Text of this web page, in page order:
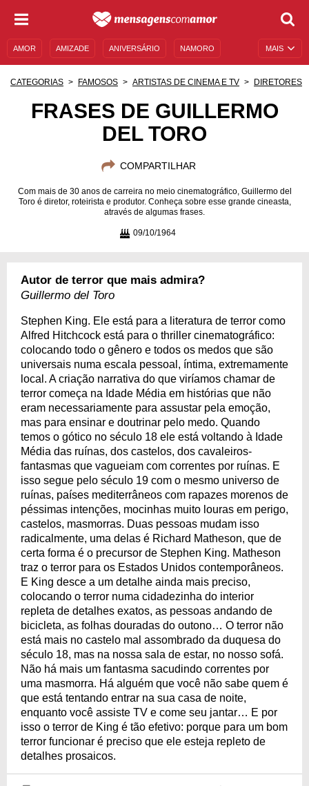
MAIS
AMOR AMIZADE ANIVERSÁRIO NAMORO
MENSAGENS DE ANIVERSÁRIO
CATEGORIAS FAMOSOS ARTISTAS DE CINEMA E TV DIRETORES
FRASES DE GUILLERMO
DEL TORO
COMPARTILHAR
Com mais de 30 anos de carreira no meio cinematográfico, Guillermo del
Toro é diretor, roteirista e produtor. Conheça sobre esse grande cineasta,
através de algumas frases.
09/10/1964
Autor de terror que mais admira?
Guillermo del Toro
Stephen King. Ele está para a literatura de terror como
Alfred Hitchcock está para o thriller cinematográfico:
colocando todo o gênero e todos os medos que são
universais numa escala pessoal, íntima, extremamente
local. A criação narrativa do que viríamos chamar de
terror começa na Idade Média em histórias que não
eram necessariamente para assustar pela emoção,
mas para ensinar e doutrinar pelo medo. Quando
temos o gótico no século 18 ele está voltando à Idade
Média das ruínas, dos castelos, dos cavaleiros-
fantasmas que vagueiam com correntes por ruínas. E
isso segue pelo século 19 com o mesmo universo de
ruínas, países mediterrâneos com rapazes morenos de
péssimas intenções, mocinhas muito louras em perigo,
castelos, masmorras. Duas pessoas mudam isso
radicalmente, uma delas é Richard Matheson, que de
certa forma é o precursor de Stephen King. Matheson
traz o terror para os Estados Unidos contemporâneos.
E King desce a um detalhe ainda mais preciso,
colocando o terror numa cidadezinha do interior
repleta de detalhes exatos, as pessoas andando de
bicicleta, as folhas douradas do outono… O terror não
está mais no castelo mal assombrado da duquesa do
século 18, mas na nossa sala de estar, no nosso sofá.
Não há mais um fantasma sacudindo correntes por
uma masmorra. Há alguém que você não sabe quem é
que está tentando entrar na sua casa de noite,
enquanto você assiste TV e come seu jantar… E por
isso o terror de King é tão efetivo: porque para um bom
terror funcionar é preciso que ele esteja repleto de
detalhes prosaicos.